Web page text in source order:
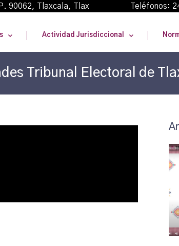
C.P. 90062, Tlaxcala, Tlax Teléfonos:
Actividad Jurisdiccional
Tribunal Electoral de